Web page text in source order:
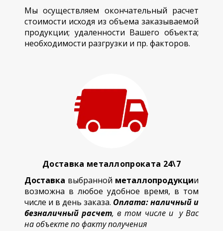
Мы осуществляем окончательный расчет
стоимости исходя из объема заказываемой
продукции; удаленности Вашего объекта;
необходимости разгрузки и пр. факторов.
Доставка металлопроката 24\7
Доставка выбранной металлопродукции
возможна в любое удобное время, в том
числе и в день заказа. Оплата: наличный и
безналичный расчет, в том числе и у Вас
на объекте по факту получения